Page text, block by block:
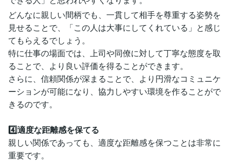
どんなに親しい間柄でも、一貫して相手を尊重する姿勢を
見せることで、「この人は大事にしてくれている」と感じ
てもらえるでしょう。
特に仕事の場面では、上司や同僚に対して丁寧な態度を取
ることで、より良い評価を得ることができます。
さらに、信頼関係が深まることで、より円滑なコミュニケ
ーションが可能になり、協力しやすい環境を作ることがで
きるのです。
4️⃣適度な距離感を保てる
親しい関係であっても、適度な距離感を保つことは非常に
重要です。